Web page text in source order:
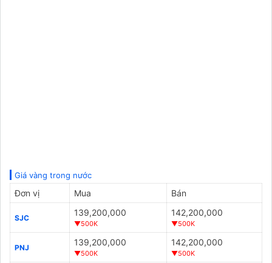
Giá vàng trong nước
Đơn vị Mua Bán
SJC
139,200,000
▼500K
142,200,000
▼500K
PNJ
139,200,000
▼500K
142,200,000
▼500K